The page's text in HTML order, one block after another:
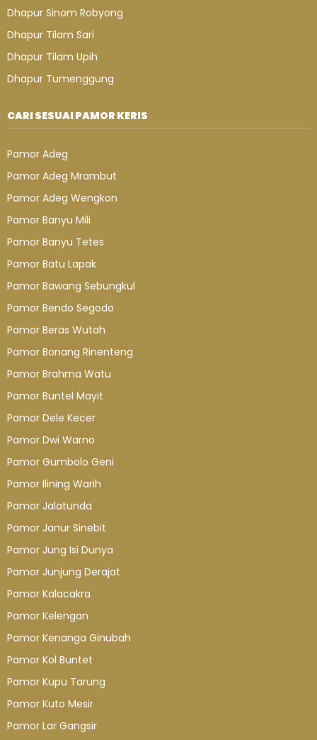
Dhapur Sinom Robyong
Dhapur Tilam Sari
Dhapur Tilam Upih
Dhapur Tumenggung
CARI SESUAI PAMOR KERIS
Pamor Adeg
Pamor Adeg Mrambut
Pamor Adeg Wengkon
Pamor Banyu Mili
Pamor Banyu Tetes
Pamor Batu Lapak
Pamor Bawang Sebungkul
Pamor Bendo Segodo
Pamor Beras Wutah
Pamor Bonang Rinenteng
Pamor Brahma Watu
Pamor Buntel Mayit
Pamor Dele Kecer
Pamor Dwi Warno
Pamor Gumbolo Geni
Pamor Ilining Warih
Pamor Jalatunda
Pamor Janur Sinebit
Pamor Jung Isi Dunya
Pamor Junjung Derajat
Pamor Kalacakra
Pamor Kelengan
Pamor Kenanga Ginubah
Pamor Kol Buntet
Pamor Kupu Tarung
Pamor Kuto Mesir
Pamor Lar Gangsir